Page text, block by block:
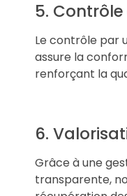
5.
Le contrôle par
assure la
renforçant la
6.
Grâce à une
transparente,